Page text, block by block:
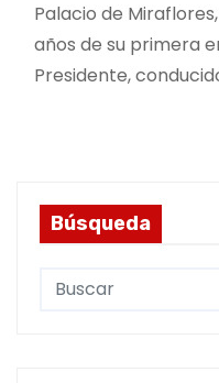
Palacio de
años de su primera
Presidente,
Búsqueda